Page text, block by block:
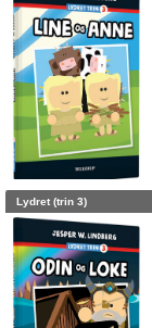
Lydret (trin 3)